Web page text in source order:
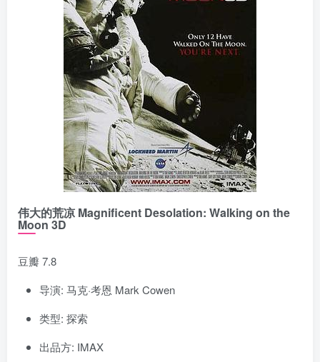
伟大的荒凉 Magnificent Desolation: Walking on the
Moon 3D
豆瓣 7.8
导演: 马克·考恩 Mark Cowen
类型: 探索
出品方: IMAX